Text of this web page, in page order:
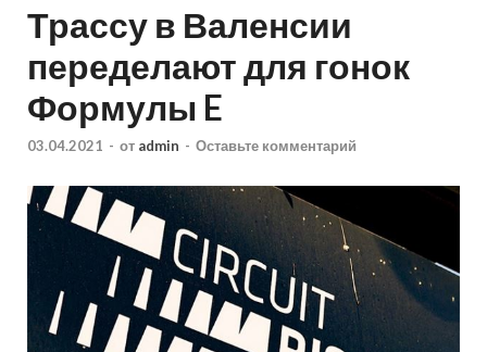
Трассу в Валенсии
переделают для гонок
Формулы E
03.04.2021 - от admin - Оставьте комментарий